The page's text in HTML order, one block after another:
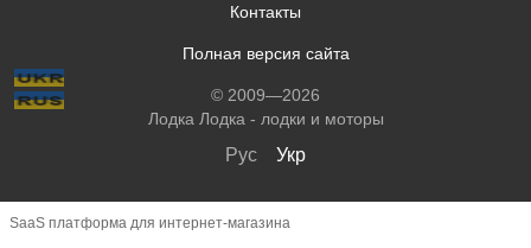
Контакты
Полная версия сайта
© 2009—2026
Лодка Лодка - лодки и моторы
Рус Укр
SaaS платформа для интернет-магазина